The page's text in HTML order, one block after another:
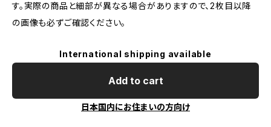
す。実際の商品と細部が異なる場合がありますので、2枚目以降
の画像も必ずご確認ください。
International shipping available
Add to cart
日本国内にお住まいの方向け